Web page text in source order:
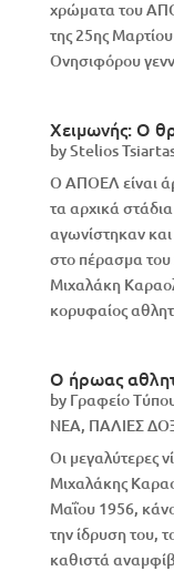
χρώματα του
της 25ης
Ονησιφόρου
Χειμωνής: Ο
byStelios
Ο ΑΠΟΕΛ είναι
τα αρχικά
αγωνίστηκαν και
στο πέρασμα
Μιχαλάκη
κορυφαίος
Ο ήρωας
by Γραφείο
NEA, ΠΑΛΙΕΣ
Οι μεγαλύτερες
Μιχαλάκης
Μαΐου 1956,
την ίδρυση του,
καθιστά